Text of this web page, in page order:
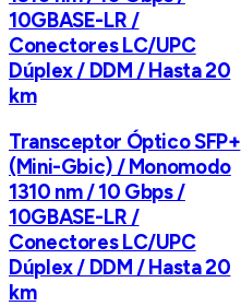
10GBASE-LR /
Conectores LC/UPC
Dúplex / DDM / Hasta 20
km
Transceptor Óptico SFP+
(Mini-Gbic) / Monomodo
1310 nm / 10 Gbps /
10GBASE-LR /
Conectores LC/UPC
Dúplex / DDM / Hasta 20
km